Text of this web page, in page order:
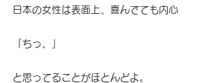
日本の女性は表面上、喜んでても内心
「ちっ、」
と思ってることがほとんどよ。